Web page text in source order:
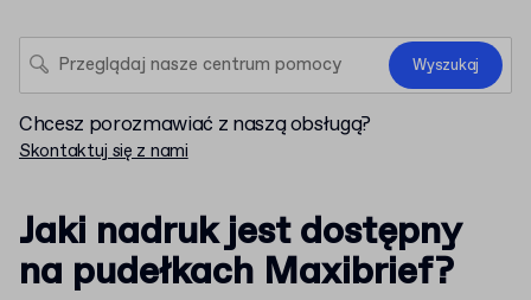
Wyszukaj
Chcesz porozmawiać z naszą obsługą?
Skontaktuj się z nami
Jaki nadruk jest dostępny
na pudełkach Maxibrief?